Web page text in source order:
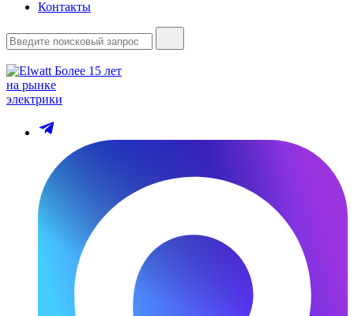
Контакты
Более 15 лет
на рынке
электрики